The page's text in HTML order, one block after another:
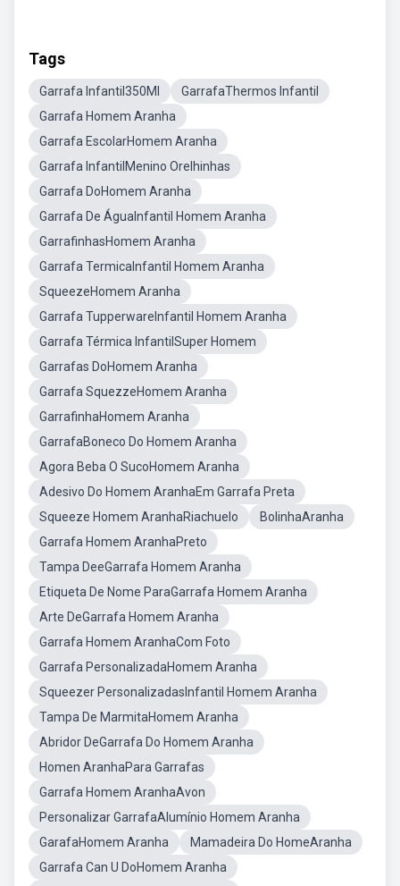
Tags
Garrafa Infantil350Ml
GarrafaThermos Infantil
Garrafa Homem Aranha
Garrafa EscolarHomem Aranha
Garrafa InfantilMenino Orelhinhas
Garrafa DoHomem Aranha
Garrafa De ÁguaInfantil Homem Aranha
GarrafinhasHomem Aranha
Garrafa TermicaInfantil Homem Aranha
SqueezeHomem Aranha
Garrafa TupperwareInfantil Homem Aranha
Garrafa Térmica InfantilSuper Homem
Garrafas DoHomem Aranha
Garrafa SquezzeHomem Aranha
GarrafinhaHomem Aranha
GarrafaBoneco Do Homem Aranha
Agora Beba O SucoHomem Aranha
Adesivo Do Homem AranhaEm Garrafa Preta
Squeeze Homem AranhaRiachuelo
BolinhaAranha
Garrafa Homem AranhaPreto
Tampa DeeGarrafa Homem Aranha
Etiqueta De Nome ParaGarrafa Homem Aranha
Arte DeGarrafa Homem Aranha
Garrafa Homem AranhaCom Foto
Garrafa PersonalizadaHomem Aranha
Squeezer PersonalizadasInfantil Homem Aranha
Tampa De MarmitaHomem Aranha
Abridor DeGarrafa Do Homem Aranha
Homen AranhaPara Garrafas
Garrafa Homem AranhaAvon
Personalizar GarrafaAlumínio Homem Aranha
GarafaHomem Aranha
Mamadeira Do HomeAranha
Garrafa Can U DoHomem Aranha